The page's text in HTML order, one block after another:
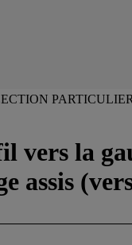
vers la
assis